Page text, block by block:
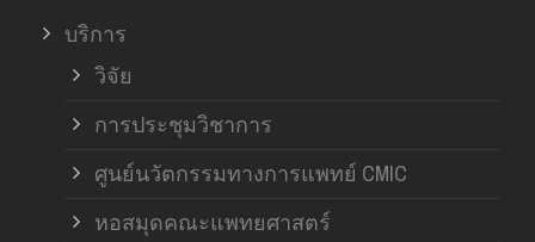
บริการ
วิจัย
การประชุมวิชาการ
ศูนย์นวัตกรรมทางการแพทย์ CMIC
หอสมุดคณะแพทยศาสตร์